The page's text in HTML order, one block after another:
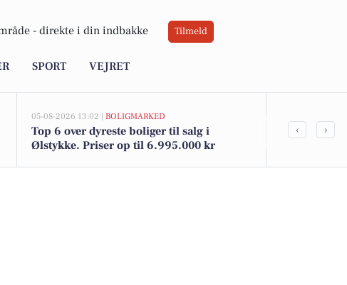
- direkte i din indbakke Tilmeld
SPORT VEJRET
05-08-2026 13:02 | BOLIGMARKED
Top 6 over dyreste boliger til salg i
Ølstykke. Priser op til 6.995.000 kr
Magnum
‹ ›